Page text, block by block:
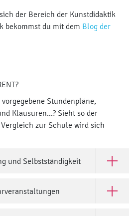
der Bereich der Kunstdidaktik
bekommst du mit dem Blog der
Stundenpläne,
Klausuren...? Sieht so der
zur Schule wird sich
und Selbstständigkeit Open
Open